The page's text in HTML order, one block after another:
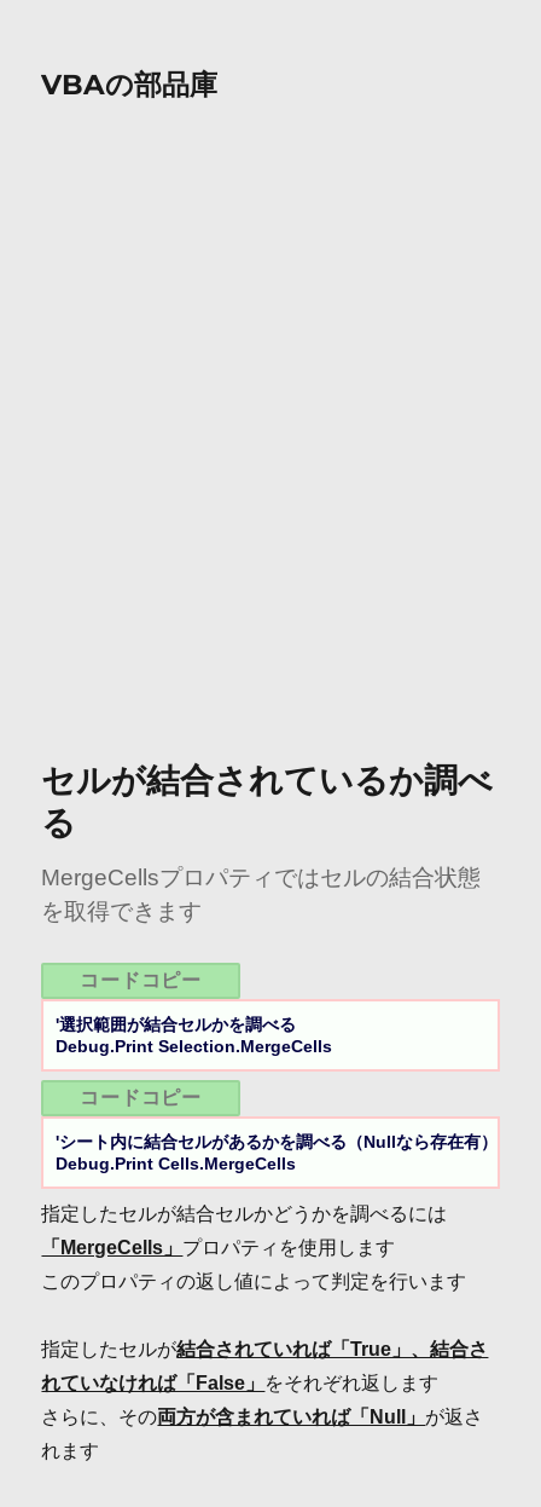
VBAの部品庫
セルが結合されているか調べ
る
MergeCellsプロパティではセルの結合状態
を取得できます
コードコピー
'選択範囲が結合セルかを調べる
Debug.Print Selection.MergeCells
コードコピー
'シート内に結合セルがあるかを調べる（Nullなら存在有）
Debug.Print Cells.MergeCells
指定したセルが結合セルかどうかを調べるには
「MergeCells」 プロパティを使用します
このプロパティの返し値によって判定を行います
指定したセルが結合されていれば「True」、結合さ
れていなければ「False」 をそれぞれ返します
さらに、その両方が含まれていれば「Null」 が返さ
れます